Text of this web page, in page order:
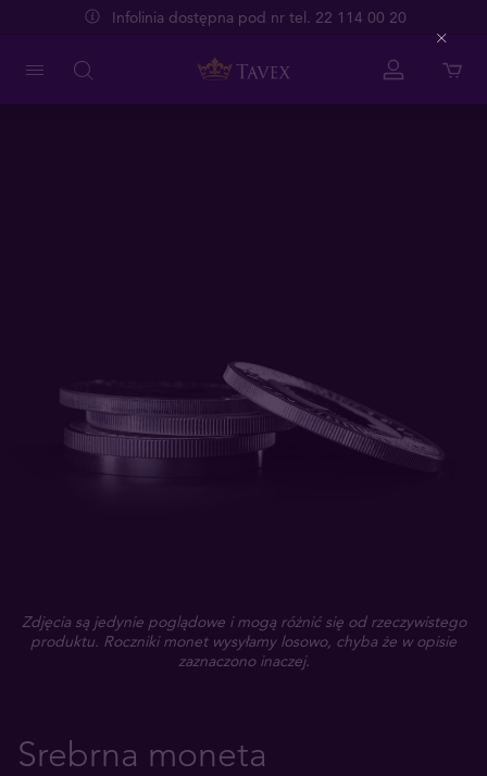
Infolinia dostępna pod nr tel. 22 114 00 20
Zdjęcia są jedynie poglądowe i mogą różnić się od rzeczywistego
produktu. Roczniki monet wysyłamy losowo, chyba że w opisie
zaznaczono inaczej.
Srebrna moneta
Close